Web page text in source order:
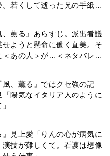
。若くして逝った兄の手紙を
、薫る』あらすじ。派出看護
せようと懸命に働く直美。そ
＜あの人＞が…＜ネタバレあ
風、薫る』ではクセ強の記
「陽気なイタリア人のように
』見上愛「りんの心が病気に
演技が難しくて。看護は想像